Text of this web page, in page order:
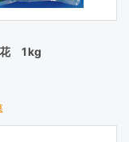
花 1kg